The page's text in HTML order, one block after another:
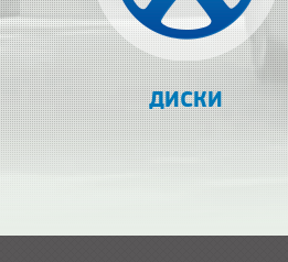
ДИСКИ